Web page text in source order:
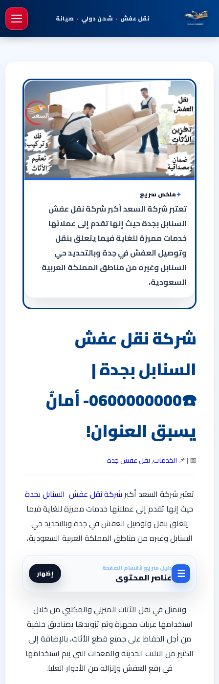
نقل عفش • شحن دولي • صيانة
ملخص سريع
تعتبر شركة السعد أكبر شركة نقل عفش
السنابل بجدة حيث إنها تقدم إلى عملائها
خدمات مميزة للغاية فيما يتعلق بنقل
وتوصيل العفش في جدة وبالتحديد حي
السنابل وغيره من مناطق المملكة العربية
السعودية،
شركة نقل عفش
السنابل بجدة |
☎️0600000000- أمانٌ
يسبق العنوان!
📅 | 📌 الخدمات,نقل عفش جدة
تعتبر شركة السعد أكبر شركة نقل عفش السنابل بجدة
حيث إنها تقدم إلى عملائها خدمات مميزة للغاية فيما
يتعلق بنقل وتوصيل العفش في جدة وبالتحديد حي
السنابل وغيره من مناطق المملكة العربية السعودية،
☰ دليل سريع لأقسام الصفحة
عناصر المحتوى إظهار
وتتمثل في نقل الأثاث المنزلي والمكتبي من خلال
استخدامها عربات مجهزة وتم تزويدها بصناديق خلفية
من أجل الحفاظ على جميع قطع الأثاث، بالإضافة إلى
الكثير من الآلات الحديثة والمعدات التي يتم استخدامها
في رفع العفش وإنزاله من الأدوار العليا.